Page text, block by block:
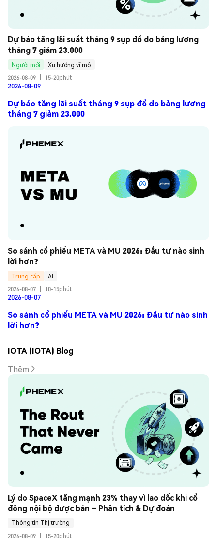
Dự báo tăng lãi suất tháng 9 sụp đổ do bảng lương
tháng 7 giảm 23.000
Người mới
Xu hướng vĩ mô
2026-08-09
15-20phút
2026-08-09
Dự báo tăng lãi suất tháng 9 sụp đổ do bảng lương
tháng 7 giảm 23.000
So sánh cổ phiếu META và MU 2026: Đầu tư nào sinh
lời hơn?
Trung cấp
AI
2026-08-07
10-15phút
2026-08-07
So sánh cổ phiếu META và MU 2026: Đầu tư nào sinh
lời hơn?
IOTA (IOTA) Blog
Thêm
Lý do SpaceX tăng mạnh 23% thay vì lao dốc khi cổ
đông nội bộ được bán – Phân tích & Dự đoán
Thông tin Thị trường
2026-08-09
15-20phút